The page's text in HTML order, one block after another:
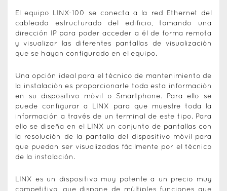
El equipo LINX-100 se conecta a la red Ethernet del
cableado estructurado del edificio, tomando una
dirección IP para poder acceder a él de forma remota
y visualizar las diferentes pantallas de visualización
que se hayan configurado en el equipo.
Una opción ideal para el técnico de mantenimiento de
la instalación es proporcionarle toda esta información
en su dispositivo móvil o Smartphone. Para ello se
puede configurar a LINX para que muestre toda la
información a través de un terminal de este tipo. Para
ello se diseña en el LINX un conjunto de pantallas con
la resolución de la pantalla del dispositivo móvil para
que puedan ser visualizadas fácilmente por el técnico
de la instalación.
LINX es un dispositivo muy potente a un precio muy